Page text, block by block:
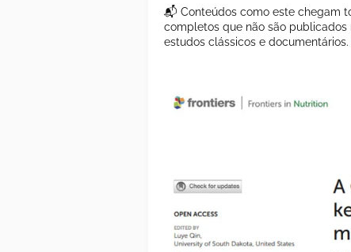
📬 Conteúdos como este chegam
completos que não são
estudos clássicos e documentários.